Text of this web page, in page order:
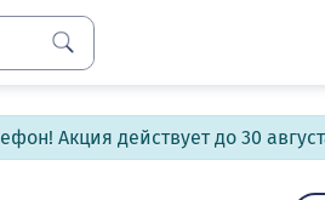
Акция действует до 30